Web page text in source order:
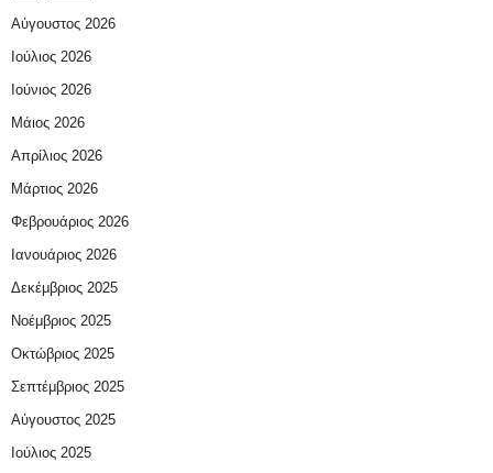
Αύγουστος 2026
Ιούλιος 2026
Ιούνιος 2026
Μάιος 2026
Απρίλιος 2026
Μάρτιος 2026
Φεβρουάριος 2026
Ιανουάριος 2026
Δεκέμβριος 2025
Νοέμβριος 2025
Οκτώβριος 2025
Σεπτέμβριος 2025
Αύγουστος 2025
Ιούλιος 2025